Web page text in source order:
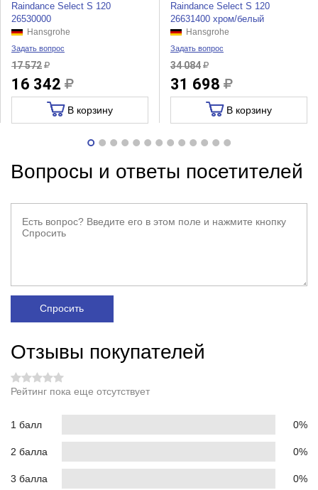
Raindance Select S 120
26530000
Hansgrohe
Задать вопрос
17 572
16 342
В корзину
Raindance Select S 120
26631400 хром/белый
Hansgrohe
Задать вопрос
34 084
31 698
В корзину
Вопросы и ответы посетителей
Спросить
Отзывы покупателей
Рейтинг пока еще отсутствует
1 балл 0%
2 балла 0%
3 балла 0%